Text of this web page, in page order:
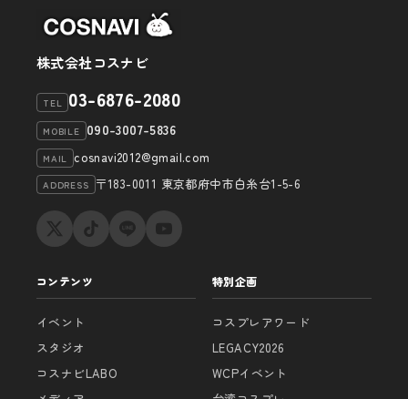
株式会社コスナビ
TEL 03-6876-2080
MOBILE 090-3007-5836
MAIL cosnavi2012@gmail.com
ADDRESS 〒183-0011 東京都府中市白糸台1-5-6
コンテンツ
イベント
スタジオ
コスナビLABO
特別企画
コスプレアワード
LEGACY2026
WCPイベント